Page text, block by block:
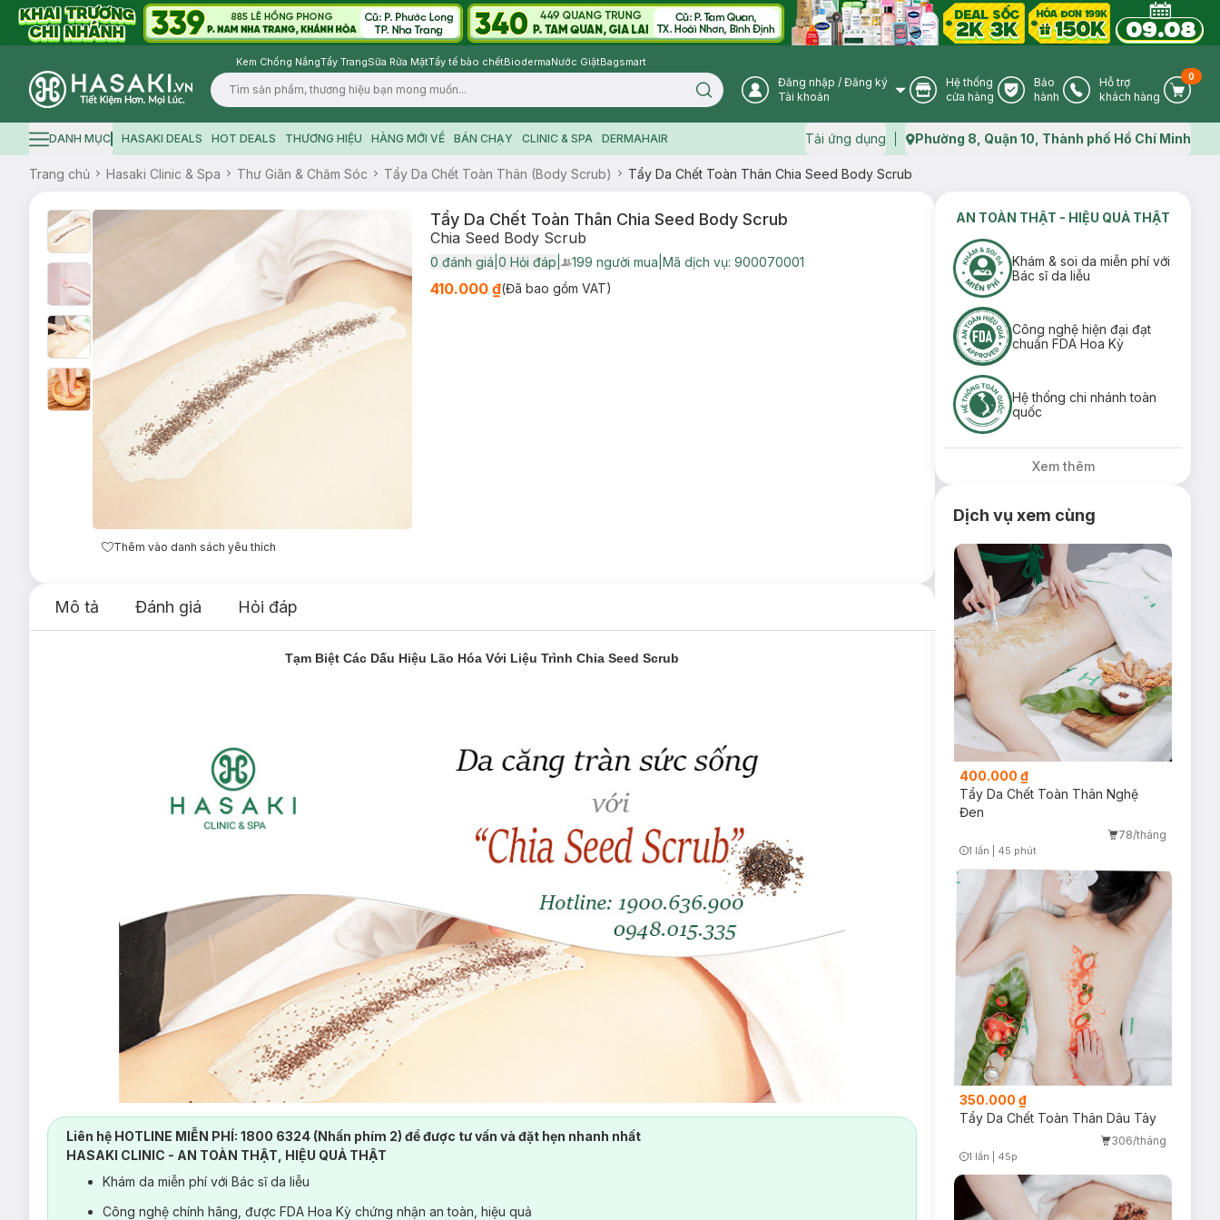
Kem Chống NắngTẩy TrangSữa Rửa MặtTẩy tế bào chếtBiodermaNước GiặtBagsmart
Logo
Search icon User Icon
Đăng nhập / Đăng ký
Tài khoản
Store Icon
Hệ thống
cửa hàng
Warranty Icon
Bảo
hành
Phone Icon
Hỗ trợ
khách hàng
Cart
0
Hamburger icon
DANH MỤC HASAKI DEALS HOT DEALS THƯƠNG HIỆU HÀNG MỚI VỀ BÁN CHẠY CLINIC & SPA DERMAHAIR Tải ứng dụng Map icon
Phường 8, Quận 10, Thành phố Hồ Chí Minh
Trang chủ Hasaki Clinic & Spa Thư Giãn & Chăm Sóc Tẩy Da Chết Toàn Thân (Body Scrub) Tẩy Da Chết Toàn Thân Chia Seed Body Scrub
Thêm vào danh sách yêu thích
Tẩy Da Chết Toàn Thân Chia Seed Body Scrub
Chia Seed Body Scrub
0 đánh giá 0 Hỏi đáp User Product Icon
199 người mua Mã dịch vụ: 900070001
410.000 ₫(Đã bao gồm VAT)
Mô tả Đánh giá Hỏi đáp
Tạm Biệt Các Dấu Hiệu Lão Hóa Với Liệu Trình Chia Seed Scrub
Liên hệ HOTLINE MIỄN PHÍ: 1800 6324 (Nhấn phím 2) để được tư vấn và đặt hẹn nhanh nhất
HASAKI CLINIC - AN TOÀN THẬT, HIỆU QUẢ THẬT
Khám da miễn phí với Bác sĩ da liễu
Công nghệ chính hãng, được FDA Hoa Kỳ chứng nhận an toàn, hiệu quả
AN TOÀN THẬT - HIỆU QUẢ THẬT
Khám & soi da miễn phí với
Bác sĩ da liễu
Công nghệ hiện đại đạt
chuẩn FDA Hoa Kỳ
Hệ thống chi nhánh toàn
quốc
Xem thêm
Dịch vụ xem cùng
400.000 ₫
Tẩy Da Chết Toàn Thân Nghệ
Đen
78/tháng
Timer Gray Icon
1 lần 45 phút
350.000 ₫
Tẩy Da Chết Toàn Thân Dâu Tây
306/tháng
1 lần 45p